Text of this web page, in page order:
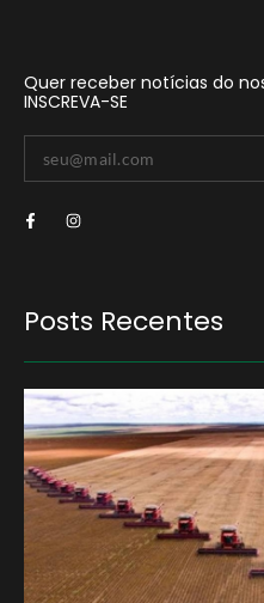
Quer receber notícias do
INSCREVA-SE
Posts Recentes